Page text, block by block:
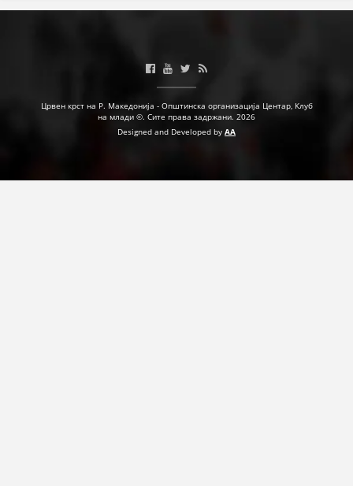
ПРИРАЧНИЦИ
СТРАТЕГИИ
Црвен крст на Р. Македонија - Општинска организација Центар, Клуб
на млади ©. Сите права задржани. 2026
Designed and Developed by AA